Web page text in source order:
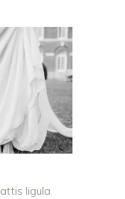
ligula.